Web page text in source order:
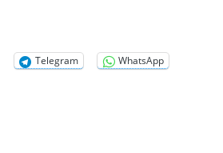
Telegram WhatsApp